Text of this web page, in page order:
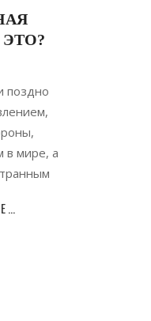
поздно
в мире, а